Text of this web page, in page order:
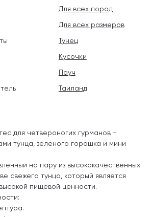
для четвероногих гурманов -
тунца, зеленого горошка и мини
на пару из высококачественных
свежего тунца, который является
пищевой ценности.
Для всех пород
Для всех размеров
Тунец
Кусочки
Пауч
Таиланд